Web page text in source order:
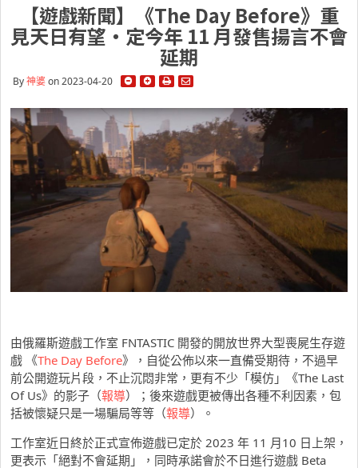
【遊戲新聞】《The Day Before》重
見天日有望・定今年 11 月發售揚言不會
延期
By神婆on 2023-04-20
由俄羅斯遊戲工作室 FNTASTIC 開發的開放世界大型喪屍生存遊
戲 《The Day Before》，自從公佈以來一直備受期待，不過早
前公開遊玩片段，不止沉悶非常，更有不少「模仿」《The Last
Of Us》的影子（報導）；後來遊戲更被傳出各種不利因素，包
括被懷疑只是一場騙局等等（報導）。
工作室近日終於正式宣佈遊戲已定於 2023 年 11 月10 日上架，
更表示「絕對不會延期」，同時承諾會於不日進行遊戲 Beta